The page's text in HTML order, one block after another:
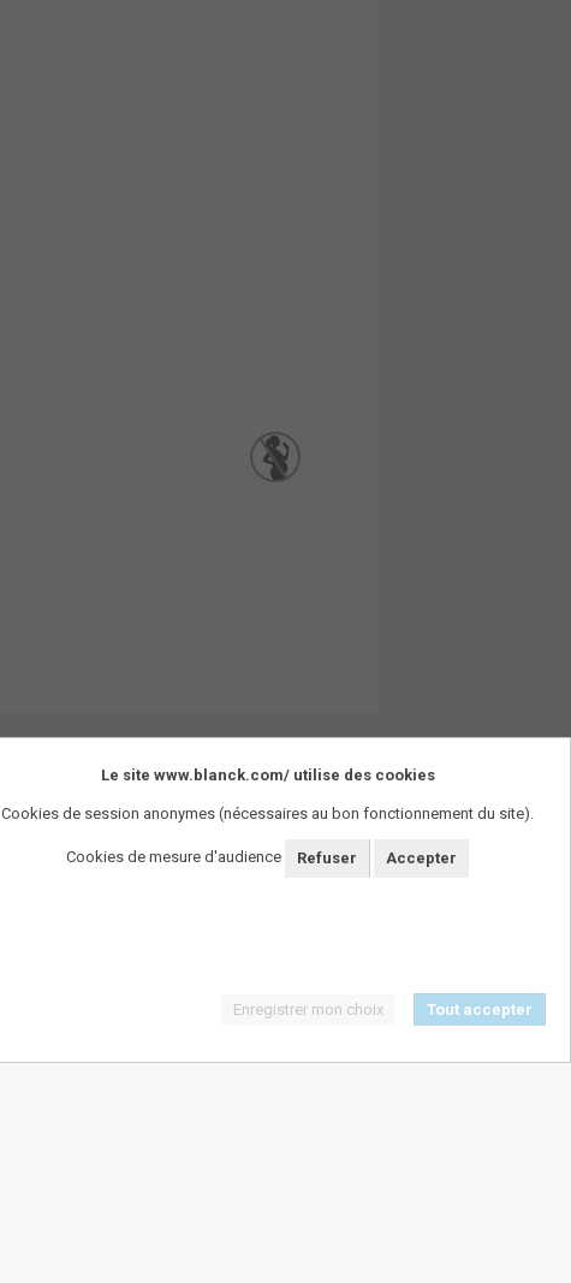
Le site www.blanck.com/ utilise des cookies
Cookies de session anonymes (nécessaires au bon fonctionnement du site).
Cookies de mesure d'audience Refuser Accepter
Enregistrer mon choix Tout accepter